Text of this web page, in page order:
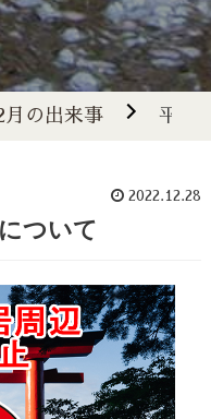
月の出来事 平和
2022.12.28
ついて